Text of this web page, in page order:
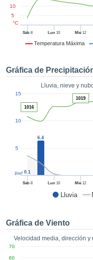
digital
basada
nuestra
sin coste.
botón
la
ya sean
nuestros
así como
un perfil
para
ACEPTAR
CONTINUAR
CONFIGURACIÓN
Temperatura Máxima
Sáb8 Lun 10 Mié 12
5
10
°C
Gráfica de
Lluvia, nieve y
Lluvia
Sáb8 Lun 10 Mié 12
5
10
15
l/m² 0.1
6.4
1016
1019
Gráfica de Viento
Velocidad media, dirección
60
70